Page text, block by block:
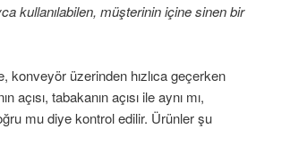
kullanılabilen, müşterinin içine sinen bir
üzerinden hızlıca geçerken
açısı, tabakanın açısı ile aynı mı,
mu diye kontrol edilir. Ürünler şu